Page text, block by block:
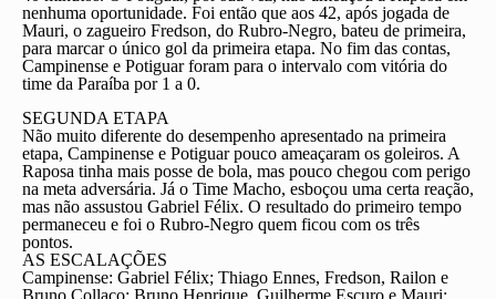
nenhuma oportunidade. Foi então que aos 42, após jogada de
Mauri, o zagueiro Fredson, do Rubro-Negro, bateu de primeira,
para marcar o único gol da primeira etapa. No fim das contas,
Campinense e Potiguar foram para o intervalo com vitória do
time da Paraíba por 1 a 0.
SEGUNDA ETAPA
Não muito diferente do desempenho apresentado na primeira
etapa, Campinense e Potiguar pouco ameaçaram os goleiros. A
Raposa tinha mais posse de bola, mas pouco chegou com perigo
na meta adversária. Já o Time Macho, esboçou uma certa reação,
mas não assustou Gabriel Félix. O resultado do primeiro tempo
permaneceu e foi o Rubro-Negro quem ficou com os três
pontos.
AS ESCALAÇÕES
Campinense: Gabriel Félix; Thiago Ennes, Fredson, Railon e
Bruno Collaço; Bruno Henrique, Guilherme Escuro e Mauri;